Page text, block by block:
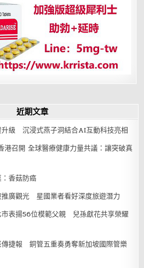
近期文章
升級 沉浸式燕子洞結合AI互動科技亮相
港召開 全球醫療健康力量共議：讓突破真
香菇防癌
推廣觀光 星國業者看好深度旅遊潛力
市表揚56位模範父親 兒孫獻花共享榮耀
傳捷報 銅管五重奏勇奪新加坡國際管樂